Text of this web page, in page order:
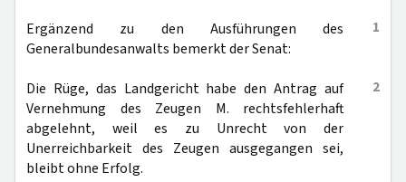
1
Ergänzend zu den Ausführungen des
Generalbundesanwalts bemerkt der Senat:
2
Die Rüge, das Landgericht habe den Antrag auf
Vernehmung des Zeugen M. rechtsfehlerhaft
abgelehnt, weil es zu Unrecht von der
Unerreichbarkeit des Zeugen ausgegangen sei,
bleibt ohne Erfolg.